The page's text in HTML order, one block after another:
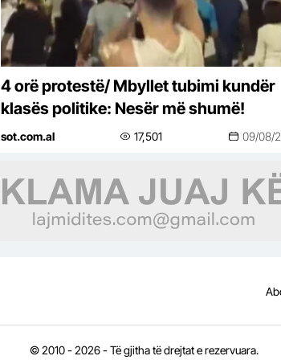
4 orë protestë/ Mbyllet tubimi kundër
klasës politike: Nesër më shumë!
sot.com.al 17,501 09/08/
© 2010 - 2026 - Të gjitha të drejtat e rezervuara.